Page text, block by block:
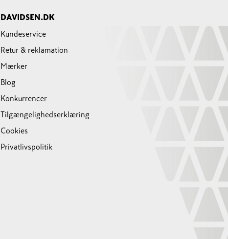
DAVIDSEN.DK
Kundeservice
Retur & reklamation
Mærker
Blog
Konkurrencer
Tilgængelighedserklæring
Cookies
Privatlivspolitik